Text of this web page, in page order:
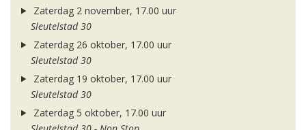
Zaterdag 2 november, 17.00 uur
Sleutelstad 30
Zaterdag 26 oktober, 17.00 uur
Sleutelstad 30
Zaterdag 19 oktober, 17.00 uur
Sleutelstad 30
Zaterdag 5 oktober, 17.00 uur